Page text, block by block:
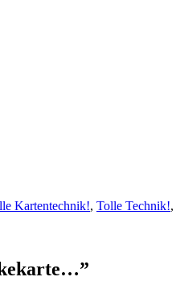
Kartentechnik!, Tolle Technik!,
”